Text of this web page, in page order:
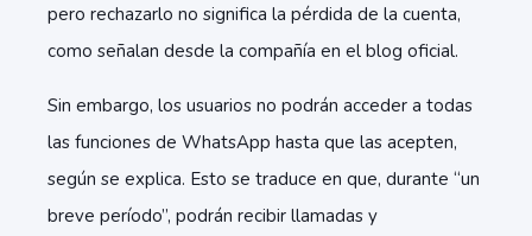
pero rechazarlo no significa la pérdida de la cuenta,
como señalan desde la compañía en el blog oficial.
Sin embargo, los usuarios no podrán acceder a todas
las funciones de WhatsApp hasta que las acepten,
según se explica. Esto se traduce en que, durante “un
breve período”, podrán recibir llamadas y